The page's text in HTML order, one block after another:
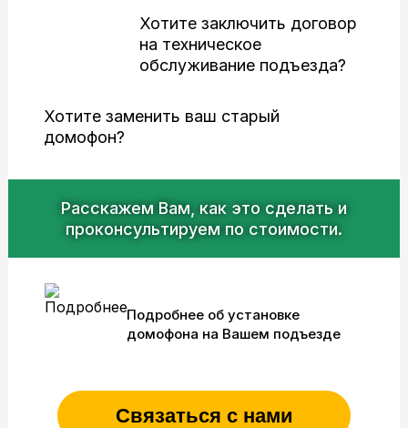
Хотите заключить договор
на техническое
обслуживание подъезда?
Хотите заменить ваш старый
домофон?
Расскажем Вам, как это сделать и
проконсультируем по стоимости.
Подробнее об установке
домофона на Вашем подъезде
Связаться с нами